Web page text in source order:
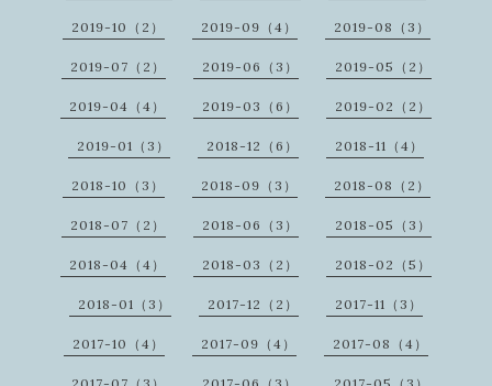
2019-10（2） 2019-09（4） 2019-08（3）
2019-07（2） 2019-06（3） 2019-05（2）
2019-04（4） 2019-03（6） 2019-02（2）
2019-01（3） 2018-12（6） 2018-11（4）
2018-10（3） 2018-09（3） 2018-08（2）
2018-07（2） 2018-06（3） 2018-05（3）
2018-04（4） 2018-03（2） 2018-02（5）
2018-01（3） 2017-12（2） 2017-11（3）
2017-10（4） 2017-09（4） 2017-08（4）